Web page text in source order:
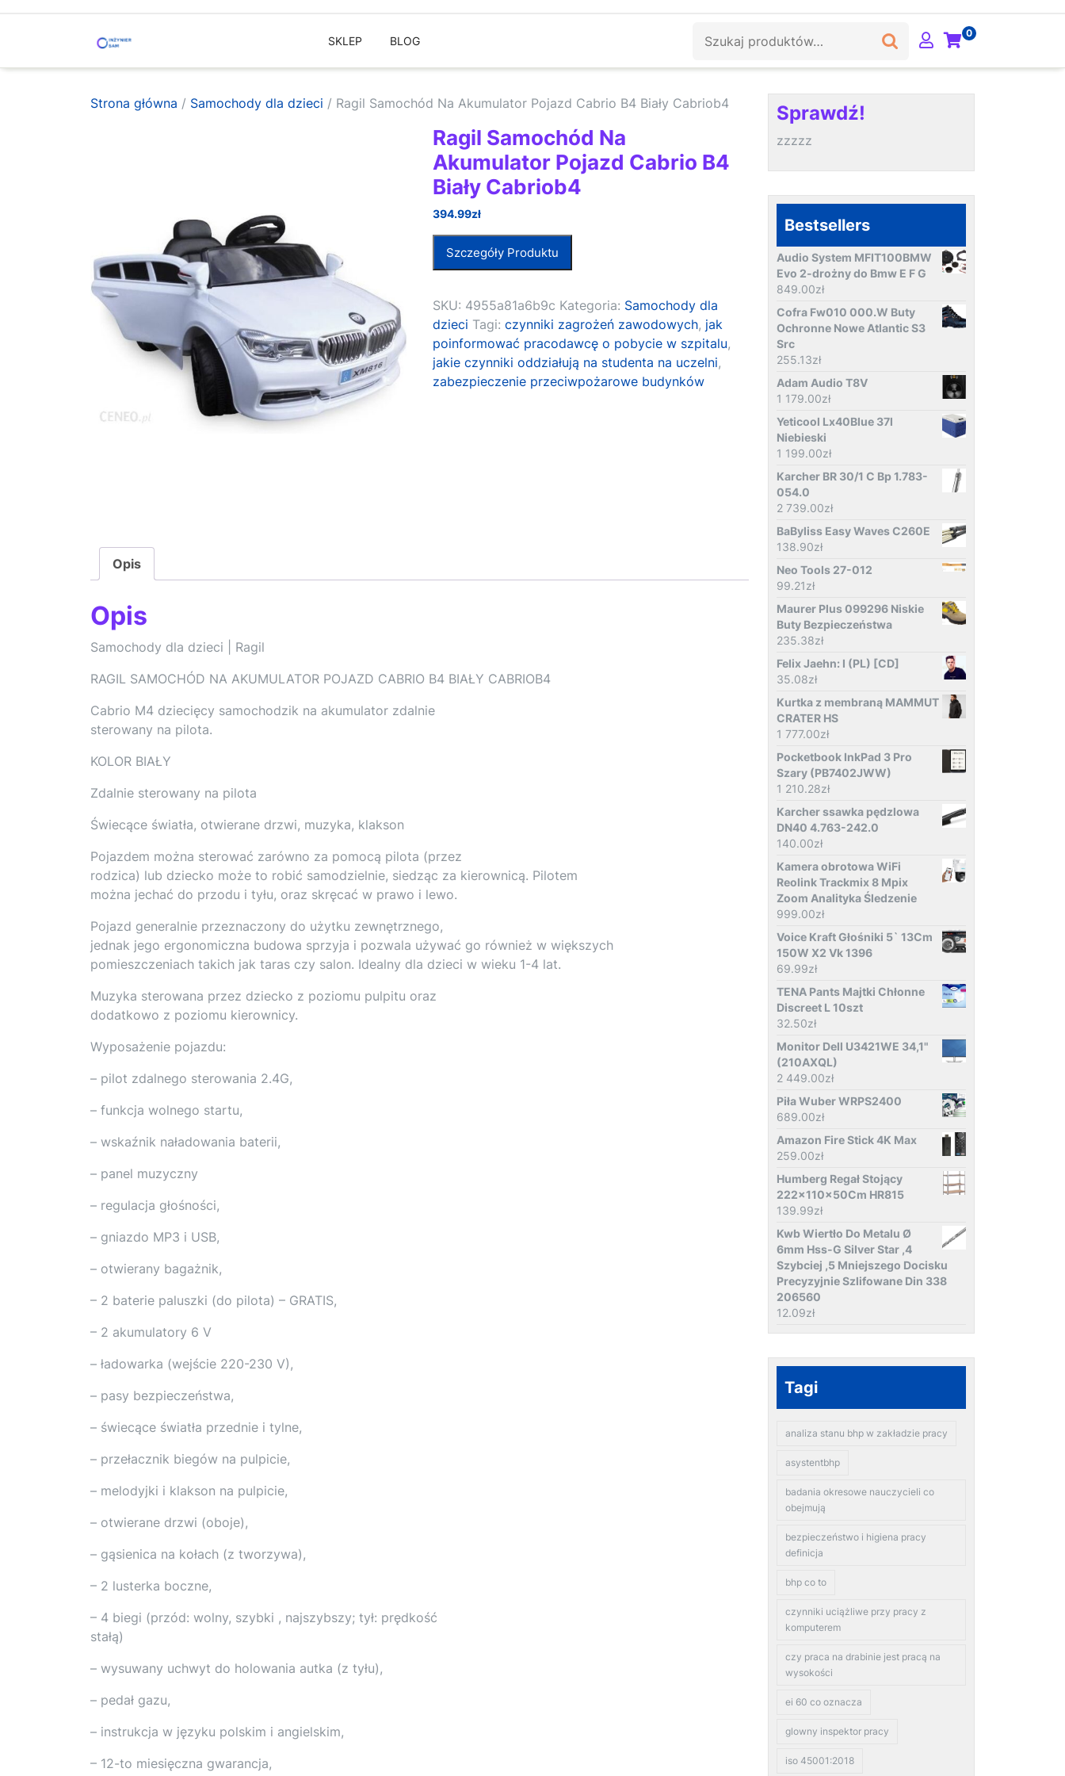
SKLEP BLOG
0
Strona główna / Samochody dla dzieci / Ragil Samochód Na Akumulator Pojazd Cabrio B4 Biały Cabriob4
Ragil Samochód Na
Akumulator Pojazd Cabrio B4
Biały Cabriob4
394.99zł
Szczegóły Produktu
SKU: 4955a81a6b9c Kategoria: Samochody dla
dzieci Tagi:czynniki zagrożeń zawodowych, jak
poinformować pracodawcę o pobycie w szpitalu,
jakie czynniki oddziałują na studenta na uczelni,
zabezpieczenie przeciwpożarowe budynków
Opis
Opis
Samochody dla dzieci | Ragil
RAGIL SAMOCHÓD NA AKUMULATOR POJAZD CABRIO B4 BIAŁY CABRIOB4
Cabrio M4 dziecięcy samochodzik na akumulator zdalnie
sterowany na pilota.
KOLOR BIAŁY
Zdalnie sterowany na pilota
Świecące światła, otwierane drzwi, muzyka, klakson
Pojazdem można sterować zarówno za pomocą pilota (przez
rodzica) lub dziecko może to robić samodzielnie, siedząc za kierownicą. Pilotem
można jechać do przodu i tyłu, oraz skręcać w prawo i lewo.
Pojazd generalnie przeznaczony do użytku zewnętrznego,
jednak jego ergonomiczna budowa sprzyja i pozwala używać go również w większych
pomieszczeniach takich jak taras czy salon. Idealny dla dzieci w wieku 1-4 lat.
Muzyka sterowana przez dziecko z poziomu pulpitu oraz
dodatkowo z poziomu kierownicy.
Wyposażenie pojazdu:
– pilot zdalnego sterowania 2.4G,
– funkcja wolnego startu,
– wskaźnik naładowania baterii,
– panel muzyczny
– regulacja głośności,
– gniazdo MP3 i USB,
– otwierany bagażnik,
– 2 baterie paluszki (do pilota) – GRATIS,
– 2 akumulatory 6 V
– ładowarka (wejście 220-230 V),
– pasy bezpieczeństwa,
– świecące światła przednie i tylne,
– przełacznik biegów na pulpicie,
– melodyjki i klakson na pulpicie,
– otwierane drzwi (oboje),
– gąsienica na kołach (z tworzywa),
– 2 lusterka boczne,
– 4 biegi (przód: wolny, szybki , najszybszy; tył: prędkość
stałą)
– wysuwany uchwyt do holowania autka (z tyłu),
– pedał gazu,
– instrukcja w języku polskim i angielskim,
– 12-to miesięczna gwarancja,
Sprawdź!
zzzzz
Bestsellers
Audio System MFIT100BMW
Evo 2-drożny do Bmw E F G
849.00zł
Cofra Fw010 000.W Buty
Ochronne Nowe Atlantic S3
Src
255.13zł
Adam Audio T8V
1 179.00zł
Yeticool Lx40Blue 37l
Niebieski
1 199.00zł
Karcher BR 30/1 C Bp 1.783-
054.0
2 739.00zł
BaByliss Easy Waves C260E
138.90zł
Neo Tools 27-012
99.21zł
Maurer Plus 099296 Niskie
Buty Bezpieczeństwa
235.38zł
Felix Jaehn: I (PL) [CD]
35.08zł
Kurtka z membraną MAMMUT
CRATER HS
1 777.00zł
Pocketbook InkPad 3 Pro
Szary (PB7402JWW)
1 210.28zł
Karcher ssawka pędzlowa
DN40 4.763-242.0
140.00zł
Kamera obrotowa WiFi
Reolink Trackmix 8 Mpix
Zoom Analityka Śledzenie
999.00zł
Voice Kraft Głośniki 5` 13Cm
150W X2 Vk 1396
69.99zł
TENA Pants Majtki Chłonne
Discreet L 10szt
32.50zł
Monitor Dell U3421WE 34,1"
(210AXQL)
2 449.00zł
Piła Wuber WRPS2400
689.00zł
Amazon Fire Stick 4K Max
259.00zł
Humberg Regał Stojący
222x110x50Cm HR815
139.99zł
Kwb Wiertło Do Metalu Ø
6mm Hss-G Silver Star ,4
Szybciej ,5 Mniejszego Docisku
Precyzyjnie Szlifowane Din 338
206560
12.09zł
Tagi
analiza stanu bhp w zakładzie pracy
asystentbhp
badania okresowe nauczycieli co
obejmują
bezpieczeństwo i higiena pracy
definicja
bhp co to
czynniki uciążliwe przy pracy z
komputerem
czy praca na drabinie jest pracą na
wysokości
ei 60 co oznacza
glowny inspektor pracy
iso 45001:2018